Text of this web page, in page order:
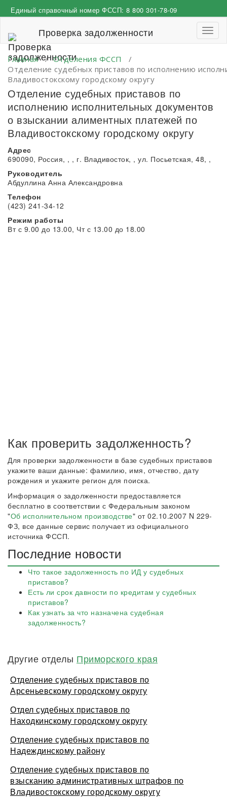
к
Единый справочный номер ФССП: 8 800 301-78-09
Проверка задолженности
Главная/Отделения ФССП
/
Отделение судебных приставов по исполнению
Владивостокскому городскому округу
Отделение судебных приставов по
исполнению исполнительных документов
о взыскании алиментных платежей по
Владивостокскому городскому округу
Адрес
690090, Россия, , , г. Владивосток, , ул. Посьетская, 48, ,
Руководитель
Абдуллина Анна Александровна
Телефон
(423) 241-34-12
Режим работы
Вт с 9.00 до 13.00, Чт с 13.00 до 18.00
Как проверить задолженность?
Для проверки задолженности в базе судебных приставов
укажите ваши данные: фамилию, имя, отчество, дату
рождения и укажите регион для поиска.
Информация о задолженности предоставляется
бесплатно в соответствии с Федеральным законом
"Об исполнительном производстве" от 02.10.2007 N 229-
ФЗ, все данные сервис получает из официального
источника ФССП.
Последние новости
Что такое задолженность по ИД у судебных
приставов?
Есть ли срок давности по кредитам у судебных
приставов?
Как узнать за что назначена судебная
задолженность?
Другие отделы Приморского края
Отделение судебных приставов по
Арсеньевскому городскому округу
Отдел судебных приставов по
Находкинскому городскому округу
Отделение судебных приставов по
Надеждинскому району
Отделение судебных приставов по
взысканию административных штрафов по
Владивостокскому городскому округу